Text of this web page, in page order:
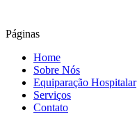
Páginas
Home
Sobre Nós
Equiparação Hospitalar
Serviços
Contato